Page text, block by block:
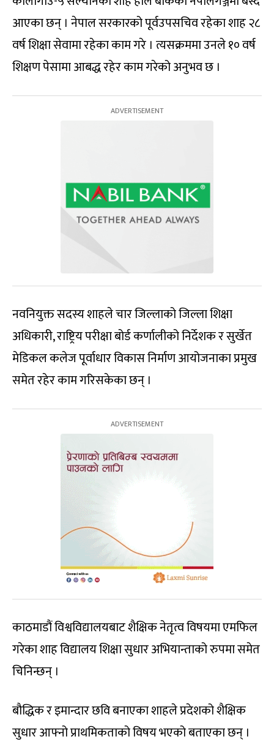
आएका छन् । नेपाल सरकारको पूर्वउपसचिव रहेका शाह २८
वर्ष शिक्षा सेवामा रहेका काम गरे । त्यसक्रममा उनले १० वर्ष
शिक्षण पेसामा आबद्ध रहेर काम गरेको अनुभव छ ।
नवनियुक्त सदस्य शाहले चार जिल्लाको जिल्ला शिक्षा
अधिकारी, राष्ट्रिय परीक्षा बोर्ड कर्णालीको निर्देशक र सुर्खेत
मेडिकल कलेज पूर्वाधार विकास निर्माण आयोजनाका प्रमुख
समेत रहेर काम गरिसकेका छन् ।
काठमाडौं विश्वविद्यालयबाट शैक्षिक नेतृत्व विषयमा एमफिल
गरेका शाह विद्यालय शिक्षा सुधार अभियान्ताको रुपमा समेत
चिनिन्छन् ।
बौद्धिक र इमान्दार छवि बनाएका शाहले प्रदेशको शैक्षिक
सुधार आफ्नो प्राथमिकताको विषय भएको बताएका छन् ।